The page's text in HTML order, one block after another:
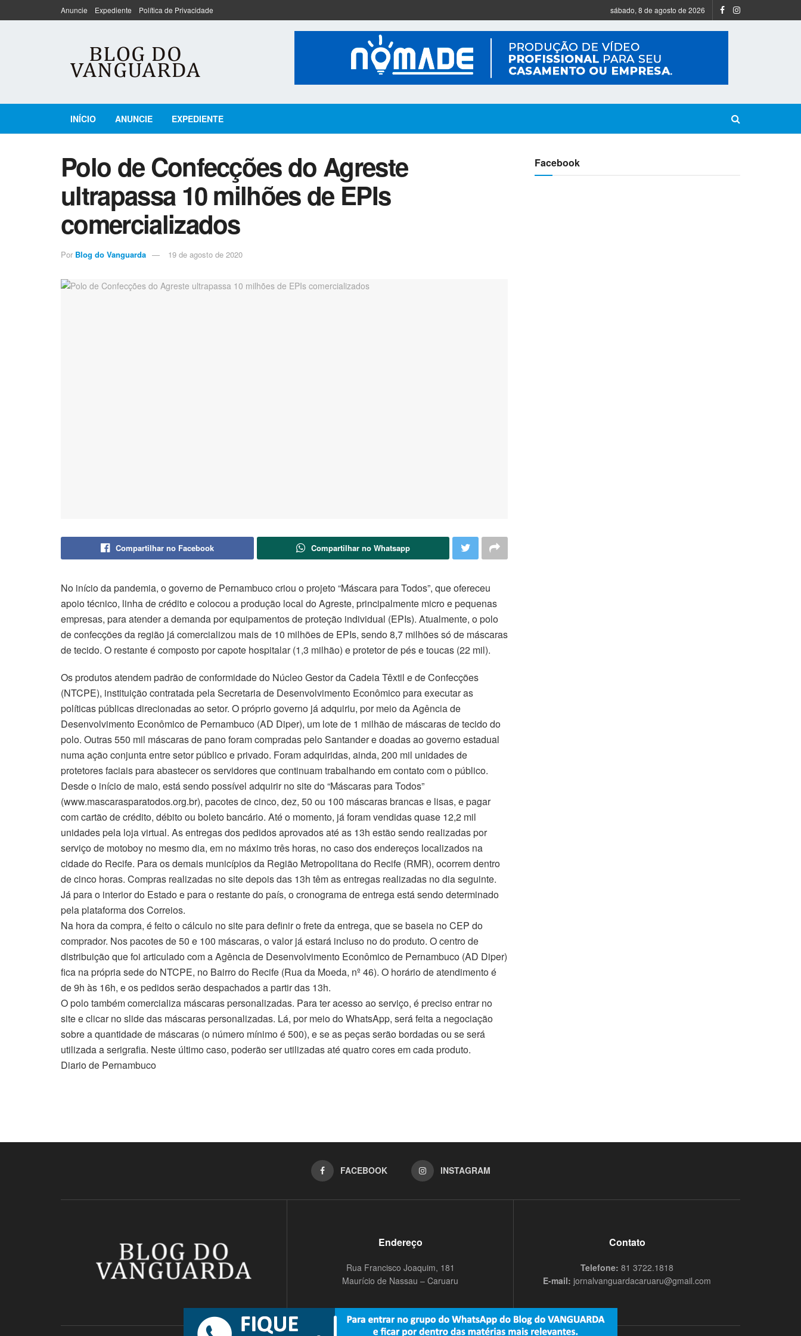
Anuncie Expediente Política de Privacidade sábado, 8 de agosto de 2026
INÍCIO ANUNCIE EXPEDIENTE
Polo de Confecções do Agreste
ultrapassa 10 milhões de EPIs
comercializados
Por Blog do Vanguarda 19 de agosto de 2020
Compartilhar no Facebook Compartilhar no Whatsapp
No início da pandemia, o governo de Pernambuco criou o projeto “Máscara para Todos”, que ofereceu
apoio técnico, linha de crédito e colocou a produção local do Agreste, principalmente micro e pequenas
empresas, para atender a demanda por equipamentos de proteção individual (EPIs). Atualmente, o polo
de confecções da região já comercializou mais de 10 milhões de EPIs, sendo 8,7 milhões só de máscaras
de tecido. O restante é composto por capote hospitalar (1,3 milhão) e protetor de pés e toucas (22 mil).
Os produtos atendem padrão de conformidade do Núcleo Gestor da Cadeia Têxtil e de Confecções
(NTCPE), instituição contratada pela Secretaria de Desenvolvimento Econômico para executar as
políticas públicas direcionadas ao setor. O próprio governo já adquiriu, por meio da Agência de
Desenvolvimento Econômico de Pernambuco (AD Diper), um lote de 1 milhão de máscaras de tecido do
polo. Outras 550 mil máscaras de pano foram compradas pelo Santander e doadas ao governo estadual
numa ação conjunta entre setor público e privado. Foram adquiridas, ainda, 200 mil unidades de
protetores faciais para abastecer os servidores que continuam trabalhando em contato com o público.
Desde o início de maio, está sendo possível adquirir no site do “Máscaras para Todos”
(www.mascarasparatodos.org.br), pacotes de cinco, dez, 50 ou 100 máscaras brancas e lisas, e pagar
com cartão de crédito, débito ou boleto bancário. Até o momento, já foram vendidas quase 12,2 mil
unidades pela loja virtual. As entregas dos pedidos aprovados até as 13h estão sendo realizadas por
serviço de motoboy no mesmo dia, em no máximo três horas, no caso dos endereços localizados na
cidade do Recife. Para os demais municípios da Região Metropolitana do Recife (RMR), ocorrem dentro
de cinco horas. Compras realizadas no site depois das 13h têm as entregas realizadas no dia seguinte.
Já para o interior do Estado e para o restante do país, o cronograma de entrega está sendo determinado
pela plataforma dos Correios.
Na hora da compra, é feito o cálculo no site para definir o frete da entrega, que se baseia no CEP do
comprador. Nos pacotes de 50 e 100 máscaras, o valor já estará incluso no do produto. O centro de
distribuição que foi articulado com a Agência de Desenvolvimento Econômico de Pernambuco (AD Diper)
fica na própria sede do NTCPE, no Bairro do Recife (Rua da Moeda, nº 46). O horário de atendimento é
de 9h às 16h, e os pedidos serão despachados a partir das 13h.
O polo também comercializa máscaras personalizadas. Para ter acesso ao serviço, é preciso entrar no
site e clicar no slide das máscaras personalizadas. Lá, por meio do WhatsApp, será feita a negociação
sobre a quantidade de máscaras (o número mínimo é 500), e se as peças serão bordadas ou se será
utilizada a serigrafia. Neste último caso, poderão ser utilizadas até quatro cores em cada produto.
Diario de Pernambuco
Facebook
FACEBOOK INSTAGRAM
Endereço
Rua Francisco Joaquim, 181
Maurício de Nassau – Caruaru
Contato
Telefone: 81 3722.1818
E-mail: jornalvanguardacaruaru@gmail.com